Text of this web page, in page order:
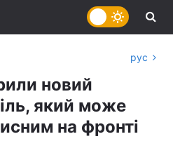
рус
новий
який може
на фронті